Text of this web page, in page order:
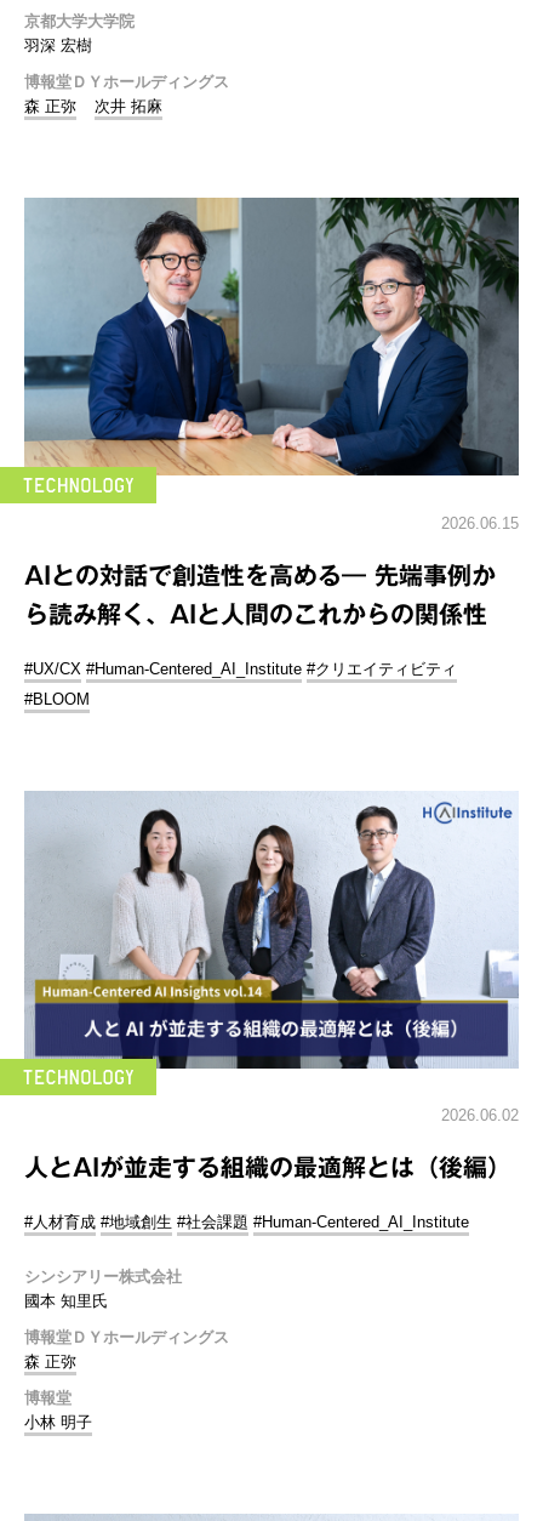
京都大学大学院
羽深 宏樹
博報堂ＤＹホールディングス
森 正弥
次井 拓麻
2026.06.15
AIとの対話で創造性を高める― 先端事例か
ら読み解く、AIと人間のこれからの関係性
#UX/CX #Human-Centered_AI_Institute #クリエイティビティ
#BLOOM
2026.06.02
人とAIが並走する組織の最適解とは（後編）
#人材育成 #地域創生 #社会課題 #Human-Centered_AI_Institute
シンシアリー株式会社
國本 知里氏
博報堂ＤＹホールディングス
森 正弥
博報堂
小林 明子